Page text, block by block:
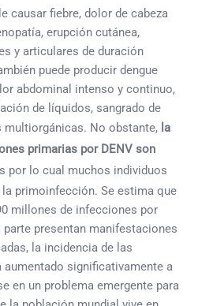
causar fiebre, dolor de cabeza
erupción cutánea,
y articulares de duración
puede producir dengue
abdominal intenso y continuo,
de líquidos, sangrado de
No obstante, la
primarias por DENV son
por lo cual muchos individuos
primoinfección. Se estima que
millones de infecciones por
parte presentan manifestaciones
la incidencia de las
significativamente a
en un problema emergente para